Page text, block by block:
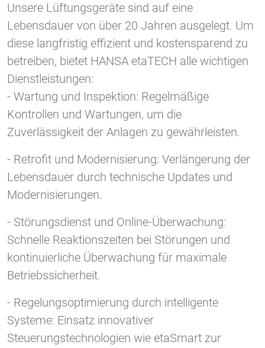
Unsere Lüftungsgeräte sind auf eine
Lebensdauer von über 20 Jahren ausgelegt. Um
diese langfristig effizient und kostensparend zu
betreiben, bietet HANSA etaTECH alle wichtigen
Dienstleistungen:
- Wartung und Inspektion: Regelmäßige
Kontrollen und Wartungen, um die
Zuverlässigkeit der Anlagen zu gewährleisten.
- Retrofit und Modernisierung: Verlängerung der
Lebensdauer durch technische Updates und
Modernisierungen.
- Störungsdienst und Online-Überwachung:
Schnelle Reaktionszeiten bei Störungen und
kontinuierliche Überwachung für maximale
Betriebssicherheit.
- Regelungsoptimierung durch intelligente
Systeme: Einsatz innovativer
Steuerungstechnologien wie etaSmart zur